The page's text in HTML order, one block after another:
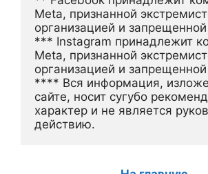
Meta, признанной
организацией и
*** Instagram принадлежит
Meta, признанной
организацией и
**** Вся информация,
сайте, носит сугубо
характер и не является
действию.